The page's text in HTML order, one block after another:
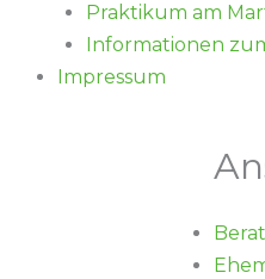
Praktikum am
Informationen
Impressum